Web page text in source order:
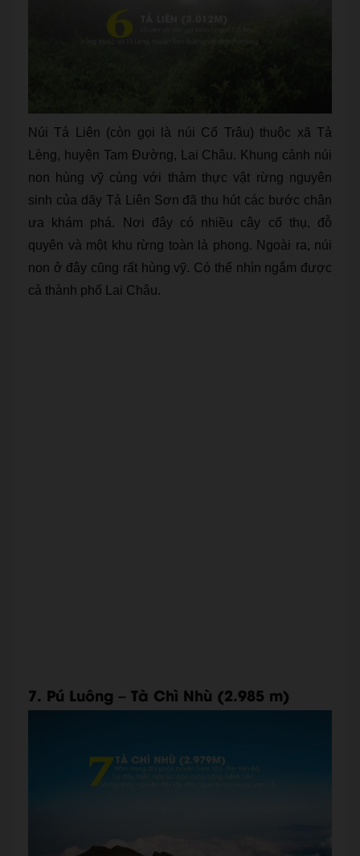
Núi Tả Liên (còn gọi là núi Cổ Trâu) thuộc xã Tả
Lèng, huyện Tam Đường, Lai Châu. Khung cảnh núi
non hùng vỹ cùng với thảm thực vật rừng nguyên
sinh của dãy Tả Liên Sơn đã thu hút các bước chân
ưa khám phá. Nơi đây có nhiều cây cổ thụ, đỗ
quyên và một khu rừng toàn là phong. Ngoài ra, núi
non ở đây cũng rất hùng vỹ. Có thể nhìn ngắm được
cả thành phố Lai Châu.
7. Pú Luông – Tà Chì Nhù (2.985 m)